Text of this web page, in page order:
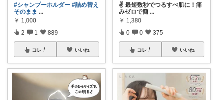
#シャンプーホルダー #詰め替え
そのまま ...
￥ 1,000
2 1 889
コレ いいね
✌️ 最短数秒でつるすべ肌に！痛
みゼロで簡 ...
￥ 1,380
0 0 375
コレ いいね